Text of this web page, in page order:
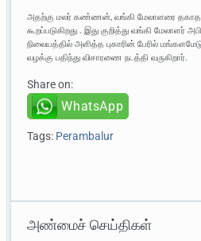
அதற்கு மலர் கண்ணன், வங்கி மேலாளரை தகாத
கூறப்படுகிறது . இது குறித்து வங்கி
நிலையத்தில் அளித்த புகாரின் பேரில்
வழக்கு பதிந்து விசாரணை நடத்தி வருகிறார்.
Share on:
WhatsApp
Tags: Perambalur
அண்மைச் செய்திகள்